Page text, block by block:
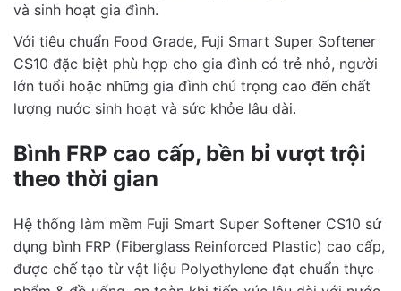
và sinh hoạt gia đình.
Với tiêu chuẩn Food Grade, Fuji Smart Super Softener
CS10 đặc biệt phù hợp cho gia đình có trẻ nhỏ, người
lớn tuổi hoặc những gia đình chú trọng cao đến chất
lượng nước sinh hoạt và sức khỏe lâu dài.
Bình FRP cao cấp, bền bỉ vượt trội
theo thời gian
Hệ thống làm mềm Fuji Smart Super Softener CS10 sử
dụng bình FRP (Fiberglass Reinforced Plastic) cao cấp,
được chế tạo từ vật liệu Polyethylene đạt chuẩn thực